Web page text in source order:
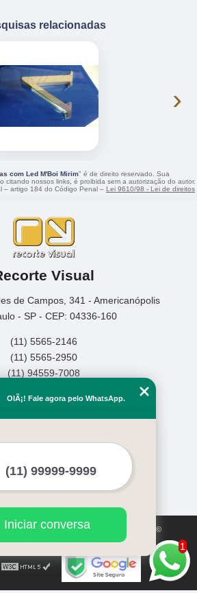
relacionadas
›
com Led M'Boi Mirim" é de direito reservado. Sua
citando nossos links, é proibida sem a autorização do autor.
– artigo 184 do Código Penal – Lei 9610/98 - Lei de direitos
Visual
de Campos, 341 - Americanópolis
- SP - CEP: 04336-160
(11) 5565-2146
(11) 5565-2950
(11) 94559-7008
Home
Serviços
Mapa do site
Mais Serviços
à proteção de direitos autorais. Copyright©
1998)
1
OlÃ¡! Fale agora pelo WhatsApp.
Iniciar conversa